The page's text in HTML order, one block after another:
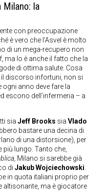
Milano: la
con preoccupazione
è vero che l’Asvel è molto
di un mega-recupero non
ma lo è anche il fatto che la
gode di ottima salute. Cosa
discorso infortuni, non si
ogni anno deve fare la
escono dell’infermeria – a
sia Jeff Brooks sia Vlado
bastare una decina di
di una distorsione), per
lungo. Tanto che,
, Milano si sarebbe già
di Jakub Wojciechowski.
in quota italiani proprio per
altisonante, ma è giocatore